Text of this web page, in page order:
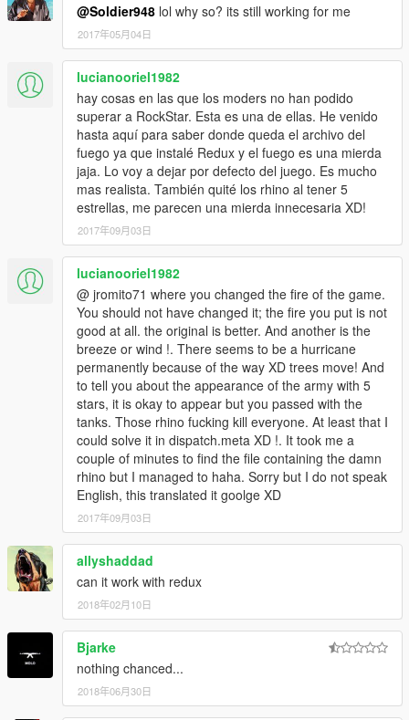
@Soldier948 lol why so? its still working for me
2017年05月04日
lucianooriel1982
hay cosas en las que los moders no han podido
superar a RockStar. Esta es una de ellas. He venido
hasta aquí para saber donde queda el archivo del
fuego ya que instalé Redux y el fuego es una mierda
jaja. Lo voy a dejar por defecto del juego. Es mucho
mas realista. También quité los rhino al tener 5
estrellas, me parecen una mierda innecesaria XD!
2017年09月03日
lucianooriel1982
@ jromito71 where you changed the fire of the game.
You should not have changed it; the fire you put is not
good at all. the original is better. And another is the
breeze or wind !. There seems to be a hurricane
permanently because of the way XD trees move! And
to tell you about the appearance of the army with 5
stars, it is okay to appear but you passed with the
tanks. Those rhino fucking kill everyone. At least that I
could solve it in dispatch.meta XD !. It took me a
couple of minutes to find the file containing the damn
rhino but I managed to haha. Sorry but I do not speak
English, this translated it goolge XD
2017年09月03日
allyshaddad
can it work with redux
2018年02月10日
Bjarke
nothing chanced...
2018年06月30日